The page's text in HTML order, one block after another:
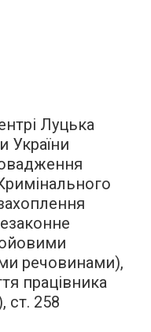
Луцька
України
речовинами),
працівника
ст. 258